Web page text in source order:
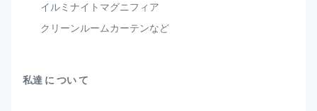
イルミナイトマグニフィア
クリーンルームカーテンなど
私達 に つい て